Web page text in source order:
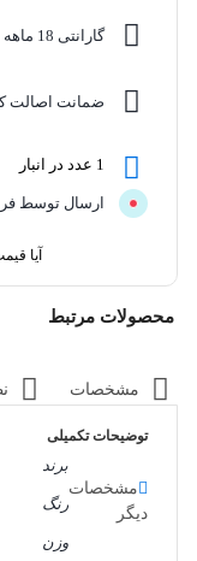
گارانتی 18 ماهه فروشگاه اینترنتی دیددوم
ضمانت اصالت
1 عدد در انبار
ارسال توسط
آیا
محصولات مرتبط
مشخصات
توضیحات تکمیلی
مشخصات
دیگر
برند
رنگ
وزن